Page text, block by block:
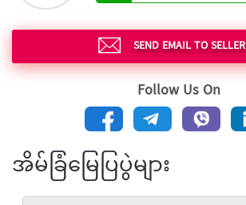
SEND EMAIL TO SELLER
Follow Us On
အိမ်ခြံမြေပြပွဲများ